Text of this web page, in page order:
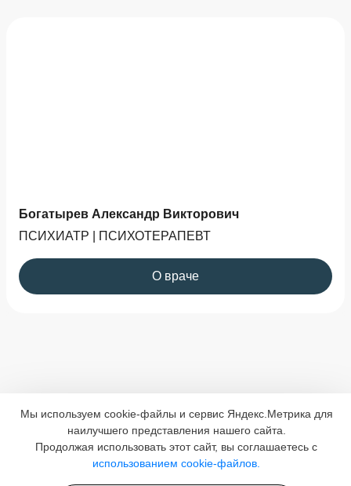
Богатырев Александр Викторович
ПСИХИАТР | ПСИХОТЕРАПЕВТ
О враче
Мы используем cookie-файлы и сервис Яндекс.Метрика для
наилучшего представления нашего сайта.
Продолжая использовать этот сайт, вы соглашаетесь с
использованием cookie-файлов.